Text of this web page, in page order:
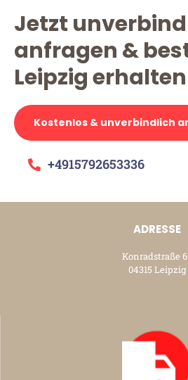
Jetzt
anfragen &
Leipzig
Kostenlos & unverbindlich
+4915792653336
ADRESSE
Konradstraße
04315 Leipzig